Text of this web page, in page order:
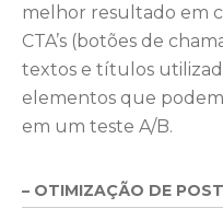
melhor resultado em
CTA’s (botões de
textos e títulos
elementos que
em um teste A/B.
– OTIMIZAÇÃO DE